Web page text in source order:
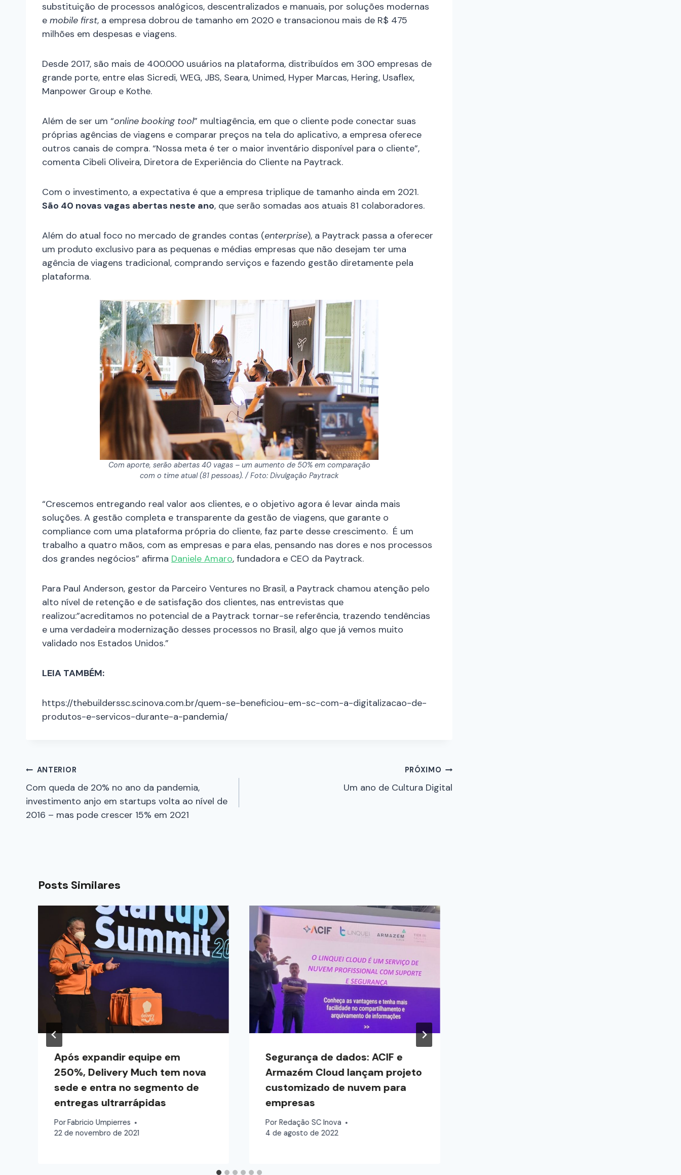
substituição de processos analógicos, descentralizados e manuais, por soluções modernas
e mobile first, a empresa dobrou de tamanho em 2020 e transacionou mais de R$ 475
milhões em despesas e viagens.
Desde 2017, são mais de 400.000 usuários na plataforma, distribuídos em 300 empresas de
grande porte, entre elas Sicredi, WEG, JBS, Seara, Unimed, Hyper Marcas, Hering, Usaflex,
Manpower Group e Kothe.
Além de ser um “online booking tool” multiagência, em que o cliente pode conectar suas
próprias agências de viagens e comparar preços na tela do aplicativo, a empresa oferece
outros canais de compra. “Nossa meta é ter o maior inventário disponível para o cliente”,
comenta Cibeli Oliveira, Diretora de Experiência do Cliente na Paytrack.
Com o investimento, a expectativa é que a empresa triplique de tamanho ainda em 2021.
São 40 novas vagas abertas neste ano, que serão somadas aos atuais 81 colaboradores.
Além do atual foco no mercado de grandes contas (enterprise), a Paytrack passa a oferecer
um produto exclusivo para as pequenas e médias empresas que não desejam ter uma
agência de viagens tradicional, comprando serviços e fazendo gestão diretamente pela
plataforma.
Com aporte, serão abertas 40 vagas – um aumento de 50% em comparação
com o time atual (81 pessoas). / Foto: Divulgação Paytrack
“Crescemos entregando real valor aos clientes, e o objetivo agora é levar ainda mais
soluções. A gestão completa e transparente da gestão de viagens, que garante o
compliance com uma plataforma própria do cliente, faz parte desse crescimento. É um
trabalho a quatro mãos, com as empresas e para elas, pensando nas dores e nos processos
dos grandes negócios” afirma Daniele Amaro, fundadora e CEO da Paytrack.
Para Paul Anderson, gestor da Parceiro Ventures no Brasil, a Paytrack chamou atenção pelo
alto nível de retenção e de satisfação dos clientes, nas entrevistas que
realizou:”acreditamos no potencial de a Paytrack tornar-se referência, trazendo tendências
e uma verdadeira modernização desses processos no Brasil, algo que já vemos muito
validado nos Estados Unidos.”
LEIA TAMBÉM:
https://thebuilderssc.scinova.com.br/quem-se-beneficiou-em-sc-com-a-digitalizacao-de-
produtos-e-servicos-durante-a-pandemia/
ANTERIOR
Com queda de 20% no ano da pandemia,
investimento anjo em startups volta ao nível de
2016 – mas pode crescer 15% em 2021
PRÓXIMO
Um ano de Cultura Digital
Posts Similares
Após expandir equipe em
250%, Delivery Much tem nova
sede e entra no segmento de
entregas ultrarrápidas
PorFabricio Umpierres
22 de novembro de 2021
Segurança de dados: ACIF e
Armazém Cloud lançam projeto
customizado de nuvem para
empresas
Por Redação SC Inova
4 de agosto de 2022